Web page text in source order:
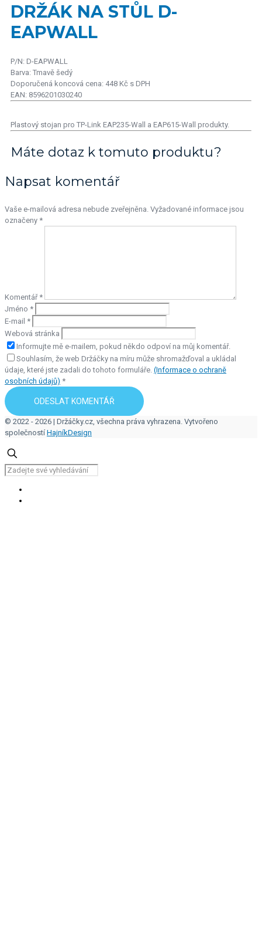
DRŽÁK NA STŮL D-
EAPWALL
P/N: D-EAPWALL
Barva: Tmavě šedý
Doporučená koncová cena: 448 Kč s DPH
EAN: 8596201030240
Plastový stojan pro TP-Link EAP235-Wall a EAP615-Wall produkty.
Máte dotaz k tomuto produktu?
Napsat komentář
Vaše e-mailová adresa nebude zveřejněna. Vyžadované informace jsou
označeny *
Komentář *
Jméno *
E-mail *
Webová stránka
Informujte mě e-mailem, pokud někdo odpoví na můj komentář.
Souhlasím, že web Držáčky na míru může shromažďoval a ukládal
údaje, které jste zadali do tohoto formuláře. (Informace o ochraně
osobních údajů) *
© 2022 - 2026 | Držáčky.cz, všechna práva vyhrazena. Vytvořeno
společností HajníkDesign